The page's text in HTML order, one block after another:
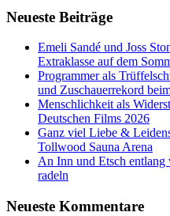
Neueste Beiträge
Emeli Sandé und Joss
Extraklasse auf dem
Programmer als
und Zuschauerrekord
Menschlichkeit als
Deutschen Films 2026
Ganz viel Liebe &
Tollwood Sauna Arena
An Inn und Etsch entlang
radeln
Neueste Kommentare